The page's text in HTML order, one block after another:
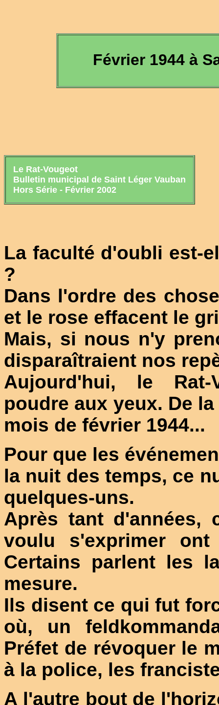
Février 1944 à
Le Rat-Vougeot
Bulletin municipal de Saint Léger Vauban
Hors Série - Février 2002
La faculté d'oubli est-
?
Dans l'ordre des
et le rose effacent le
Mais, si nous n'y
disparaîtraient nos
Aujourd'hui, le Rat-
poudre aux yeux. De
mois de février 1944...
Pour que les
la nuit des temps, ce
quelques-uns.
Après tant d'années,
voulu s'exprimer
Certains parlent les
mesure.
Ils disent ce qui fut
où, un
Préfet de révoquer le
à la police, les
A l'autre bout de